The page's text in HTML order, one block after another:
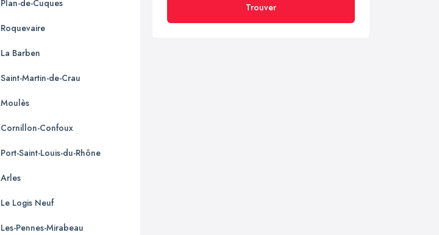
Plan-de-Cuques
Roquevaire
La Barben
Saint-Martin-de-Crau
Moulès
Cornillon-Confoux
Port-Saint-Louis-du-Rhône
Arles
Le Logis Neuf
Les-Pennes-Mirabeau
Trouver